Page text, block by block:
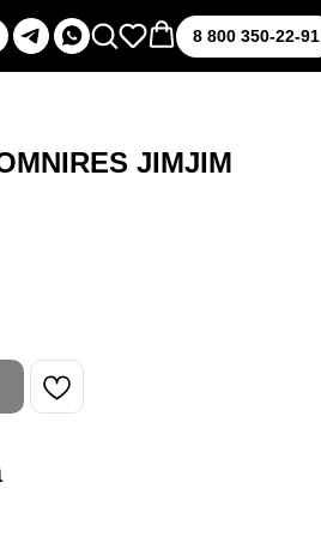
8 800 350-22-91
JIMJIM